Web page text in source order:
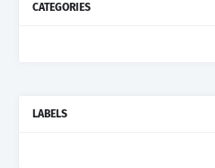
CATEGORIES
LABELS